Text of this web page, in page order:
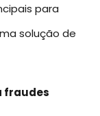
para
solução de
fraudes